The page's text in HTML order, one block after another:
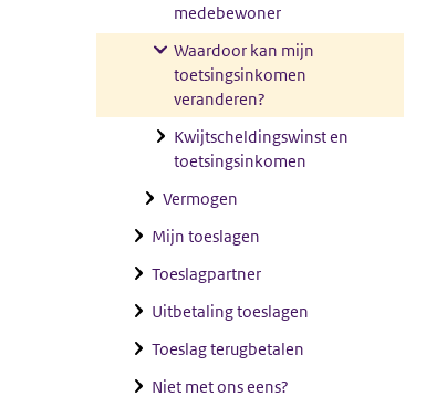
medebewoner
Waardoor kan mijn
toetsingsinkomen
veranderen?
Kwijtscheldingswinst en
toetsingsinkomen
Vermogen
Mijn toeslagen
Toeslagpartner
Uitbetaling toeslagen
Toeslag terugbetalen
Niet met ons eens?